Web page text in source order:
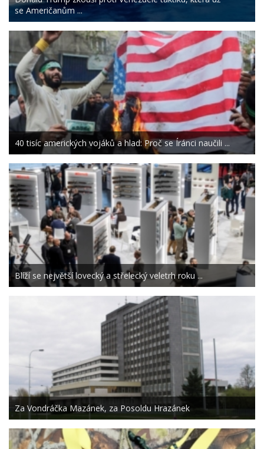
se Američanům ...
40 tisíc amerických vojáků a hlad: Proč se Íránci naučili ...
Blíží se největší lovecký a střelecký veletrh roku ...
Za Vondráčka Mazánek, za Posoldu Hrazánek